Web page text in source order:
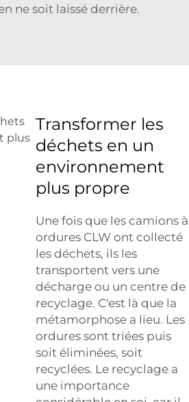
ne soit laissé derrière.
Transformer les
déchets en un
environnement
plus propre
Une fois que les camions à
ordures CLW ont collecté
les déchets, ils les
transportent vers une
décharge ou un centre de
recyclage. C'est là que la
métamorphose a lieu. Les
ordures sont triées puis
soit éliminées, soit
recyclées. Le recyclage a
une importance